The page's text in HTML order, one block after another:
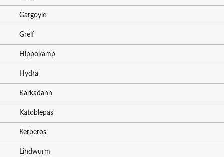
Gargoyle
Greif
Hippokamp
Hydra
Karkadann
Katoblepas
Kerberos
Lindwurm